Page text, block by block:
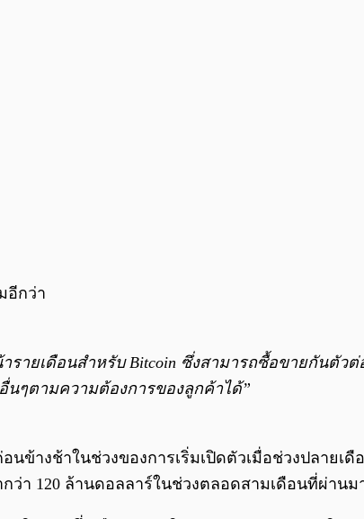
อีกว่า
ยเดือนสำหรับ Bitcoin ซึ่งสามารถซื้อขายกันตัว
ๆตามความต้องการของลูกค้าได้”
นข้างช้าในช่วงของการเริ่มเปิดตัวเมื่อช่วงปลา
ว่า 120 ล้านดอลลาร์ในช่วงตลอดสามเดือนที่ผ่านม